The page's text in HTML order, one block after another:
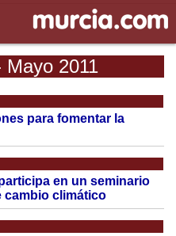
Mayo 2011
para fomentar la
en un seminario
cambio climático